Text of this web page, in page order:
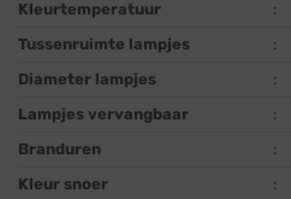
Kleurtemperatuur
:
Tussenruimte lampjes
:
Diameter lampjes
:
Lampjes vervangbaar
:
Branduren
:
Kleur snoer
: